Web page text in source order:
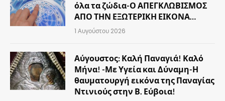
όλα τα ζώδια-Ο ΑΠΕΓΚΛΩΒΙΣΜΟΣ
ΑΠΟ ΤΗΝ ΕΞΩΤΕΡΙΚΗ ΕΙΚΟΝΑ…
1 Αυγούστου 2026
Αύγουστος: Καλή Παναγιά! Καλό
Μήνα! -Με Υγεία και Δύναμη-Η
θαυματουργή εικόνα της Παναγίας
Ντινιούς στην Β. Εύβοια!